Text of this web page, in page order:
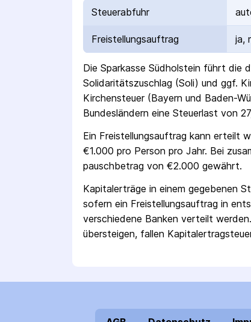
Steuerabfuhr
Freistellungs­auftrag ja,
Die Sparkasse Südholstein führt die
Solidaritäts­zuschlag (Soli) und ggf.
Kirchensteuer (Bayern und Baden-
Bundesländern eine Steuerlast von
Ein Freistellungs­auftrag kann erteilt
€1.000 pro Person pro Jahr. Bei
pausch­betrag von €2.000 gewährt.
Kapitalerträge in einem gegebenen
sofern ein Freistellungs­auftrag in
verschiedene Banken verteilt
übersteigen, fallen